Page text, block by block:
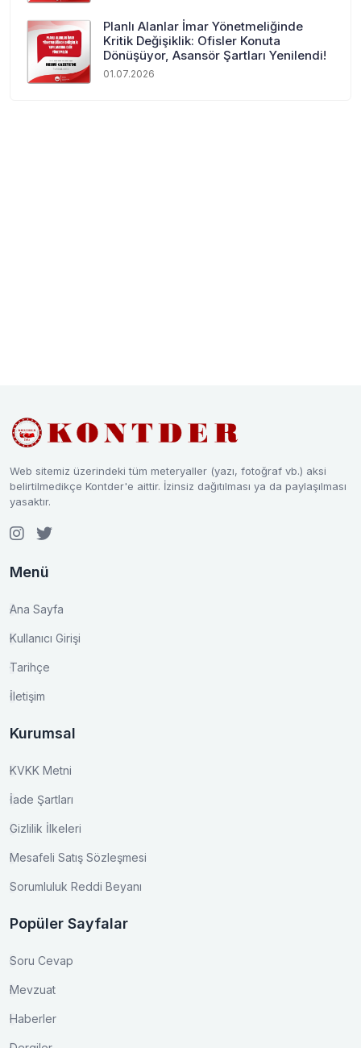
Planlı Alanlar İmar Yönetmeliğinde
Kritik Değişiklik: Ofisler Konuta
Dönüşüyor, Asansör Şartları Yenilendi!
01.07.2026
Web sitemiz üzerindeki tüm meteryaller (yazı, fotoğraf vb.) aksi
belirtilmedikçe Kontder'e aittir. İzinsiz dağıtılması ya da paylaşılması
yasaktır.
Menü
Ana Sayfa
Kullanıcı Girişi
Tarihçe
İletişim
Kurumsal
KVKK Metni
İade Şartları
Gizlilik İlkeleri
Mesafeli Satış Sözleşmesi
Sorumluluk Reddi Beyanı
Popüler Sayfalar
Soru Cevap
Mevzuat
Haberler